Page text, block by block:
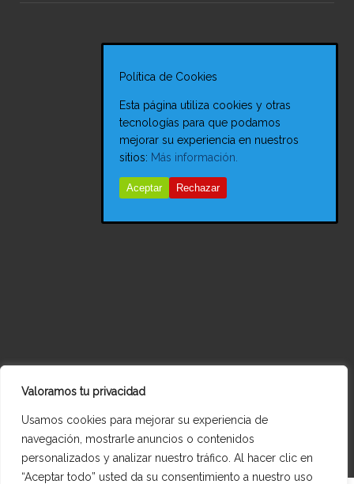
Valoramos tu privacidad
Usamos cookies para mejorar su experiencia de
navegación, mostrarle anuncios o contenidos
personalizados y analizar nuestro tráfico. Al hacer clic en
“Aceptar todo” usted da su consentimiento a nuestro uso
MASAJE DEPORTIVO, TODO LO QUE NECESITAS
Vendaje funcional deportivo
31 Mar 2017
Política de Cookies
Esta página utiliza cookies y otras
tecnologías para que podamos
mejorar su experiencia en nuestros
sitios: Más información.
Aceptar Rechazar